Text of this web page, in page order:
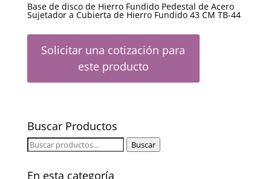
Base de disco de Hierro Fundido Pedestal de Acero
Sujetador a Cubierta de Hierro Fundido 43 CM TB-44
Solicitar una cotización para
este producto
Buscar Productos
Buscar
Buscar
En esta categoría